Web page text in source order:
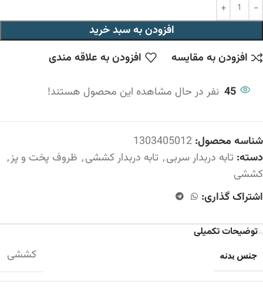
افزودن به سبد خرید
افزودن به مقایسه
افزودن به علاقه مندی
45 نفر در حال مشاهده این محصول هستند!
شناسه محصول: 1303405012
دسته: تابه دربدار سربی, تابه دربدار کششی, ظروف پخت و پز,
کششی
اشتراک گذاری:
توضیحات تکمیلی
جنس بدنه کششی